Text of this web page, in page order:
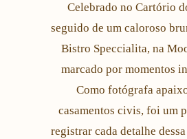
Celebrado no Cartório
seguido de um caloroso
Bistro Speccialita, na
marcado por momentos
Como fotógrafa
casamentos civis, foi um
registrar cada detalhe